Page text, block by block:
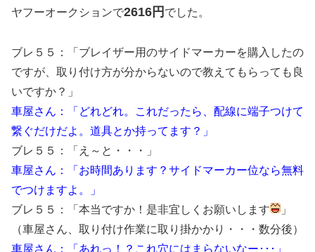
ヤフーオークションで2616円 でした。
ブレ５５：「ブレイザー用のサイドマーカーを購入したの
ですが、取り付け方が分からないので教えてもらっても良
いですか？」
車屋さん：「どれどれ。これだったら、配線に端子つけて
繋ぐだけだよ。道具とか持ってます？」
ブレ５５：「え～と・・・」
車屋さん：「お時間あります？サイドマーカー位なら無料
でつけますよ。」
ブレ５５：「本当ですか！是非宜しくお願いします
」
（車屋さん、取り付け作業に取り掛かかり・・・数分後）
車屋さん：「あれっ！？これ穴にはまらないなー･･･」